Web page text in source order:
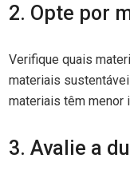
2. Opte por
Verifique quais
materiais
materiais têm menor
3. Avalie a